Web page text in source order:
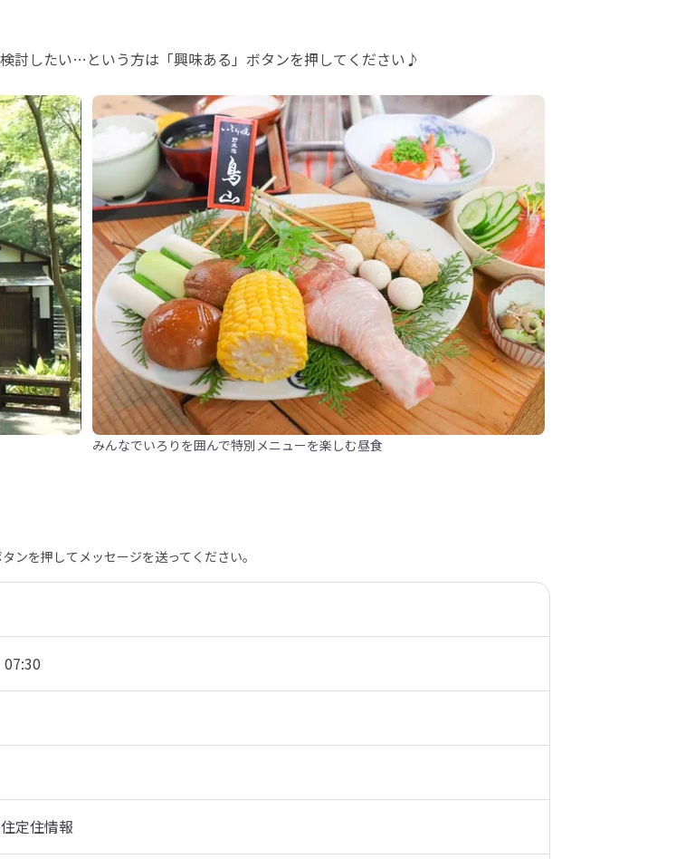
討したい…という方は「興味ある」ボタンを押してください♪
みんなでいろりを囲んで特別メニューを楽しむ昼食
を押してメッセージを送ってください。
定住情報